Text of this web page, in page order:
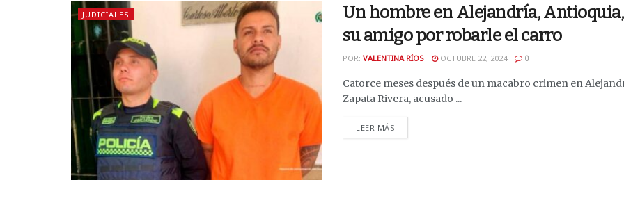
JUDICIALES
Un hombre en Alejandría,
su amigo por robarle el carro
POR: VALENTINA RÍOS OCTUBRE 22, 2024 0
Catorce meses después de un macabro crimen en
Zapata Rivera, acusado ...
LEER MÁS